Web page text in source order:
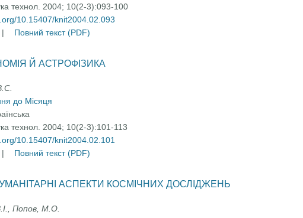
технол. 2004; 10(2-3):093-100
10.15407/knit2004.02.093
| Повний текст (PDF)
Й АСТРОФІЗИКА
до Місяця
технол. 2004; 10(2-3):101-113
10.15407/knit2004.02.101
| Повний текст (PDF)
АСПЕКТИ КОСМІЧНИХ ДОСЛІДЖЕНЬ
Попов, М.О.